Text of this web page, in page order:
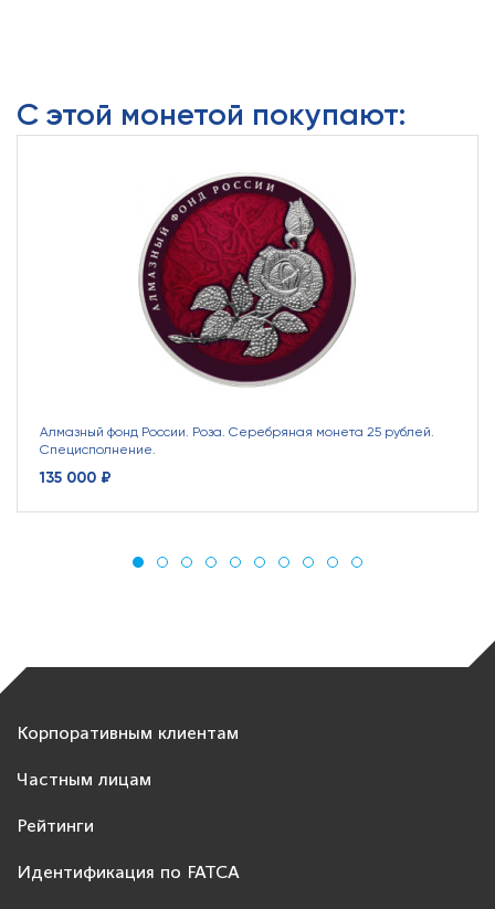
С этой монетой покупают:
Алмазный фонд России. Роза. Серебряная монета 25 рублей.
Специсполнение.
135 000 ₽
Корпоративным клиентам
Частным лицам
Рейтинги
Идентификация по FATCA